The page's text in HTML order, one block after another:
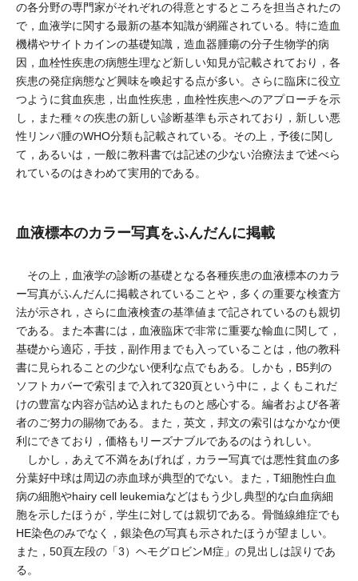
の各分野の専門家がそれぞれの得意とするところを担当されたの
で，血液学に関する最新の基本知識が網羅されている。特に造血
機構やサイトカインの基礎知識，造血器腫瘍の分子生物学的病
因，血栓性疾患の病態生理など新しい知見が記載されており，各
疾患の発症病態など興味を喚起する点が多い。さらに臨床に役立
つように貧血疾患，出血性疾患，血栓性疾患へのアプローチを示
し，また種々の疾患の新しい診断基準も示されており，新しい悪
性リンパ腫のWHO分類も記載されている。その上，予後に関し
て，あるいは，一般に教科書では記述の少ない治療法まで述べら
れているのはきわめて実用的である。
血液標本のカラー写真をふんだんに掲載
その上，血液学の診断の基礎となる各種疾患の血液標本のカラ
ー写真がふんだんに掲載されていることや，多くの重要な検査方
法が示され，さらに血液検査の基準値まで記されているのも親切
である。また本書には，血液臨床で非常に重要な輸血に関して，
基礎から適応，手技，副作用までも入っていることは，他の教科
書に見られることの少ない便利な点でもある。しかも，B5判の
ソフトカバーで索引まで入れて320頁という中に，よくもこれだ
けの豊富な内容が詰め込まれたものと感心する。編者および各著
者のご努力の賜物である。また，英文，邦文の索引はなかなか便
利にできており，価格もリーズナブルであるのはうれしい。
しかし，あえて不満をあげれば，カラー写真では悪性貧血の多
分葉好中球は周辺の赤血球が典型的でない。また，T細胞性白血
病の細胞やhairy cell leukemiaなどはもう少し典型的な白血病細
胞を示したほうが，学生に対しては親切である。骨髄線維症でも
HE染色のみでなく，銀染色の写真も示されたほうが望ましい。
また，50頁左段の「3）ヘモグロビンM症」の見出しは誤りであ
る。